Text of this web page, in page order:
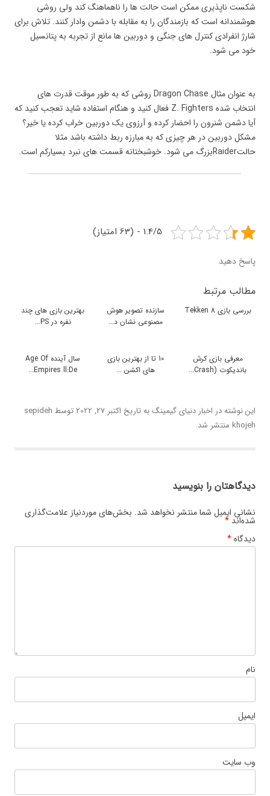
شکست ناپذیری ممکن است حالت ها را ناهماهنگ کند ولی روشی
هوشمندانه است که بازمندگان را به مقابله با دشمن وادار کنند. تلاش برای
شارژ انفرادی کنترل های جنگی و دوربین ها مانع از تجربه به پتانسیل
خود می شود.
به عنوان مثال Dragon Chase روشی که به طور موقت قدرت های
انتخاب شده Z. Fighters فعال کنید و هنگام استفاده شاید تعجب کنید که
آیا دشمن شنرون را احضار کرده و آرزوی یک دوربین خراب کرده یا خیر؟
مشکل دوربین در هر چیزی که به مبارزه ربط داشته باشد مثلا
حالتRaiderبزرگ می شود. خوشبختانه قسمت های نبرد بسیارکم است.
1.4/5 - (63 امتیاز)
پاسخ دهید
مطالب مرتبط
بررسی بازی Tekken 8
سازنده تصویر هوش
مصنوعی نشان د...
بهترین بازی های چند
نفره در PS...
معرفی بازی کرش
باندیکوت (Crash...
10 تا از بهترین بازی
های اکشن ...
سال آینده Age Of
Empires ll:De...
این نوشته در اخبار دنیای گیمینگبه تاریخ اکتبر 27, 2022 توسط sepideh
khojeh منتشر شد.
دیدگاهتان را بنویسید
نشانی ایمیل شما منتشر نخواهد شد. بخش‌های موردنیاز علامت‌گذاری
شده‌اند*
دیدگاه*
نام
ایمیل
وب‌ سایت